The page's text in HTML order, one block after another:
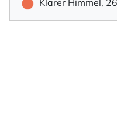
Klarer Himmel,